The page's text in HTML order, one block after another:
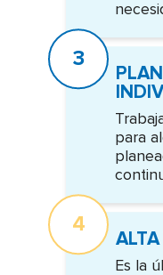
PLAN
para
Es la
Próximos
02
Oct 26